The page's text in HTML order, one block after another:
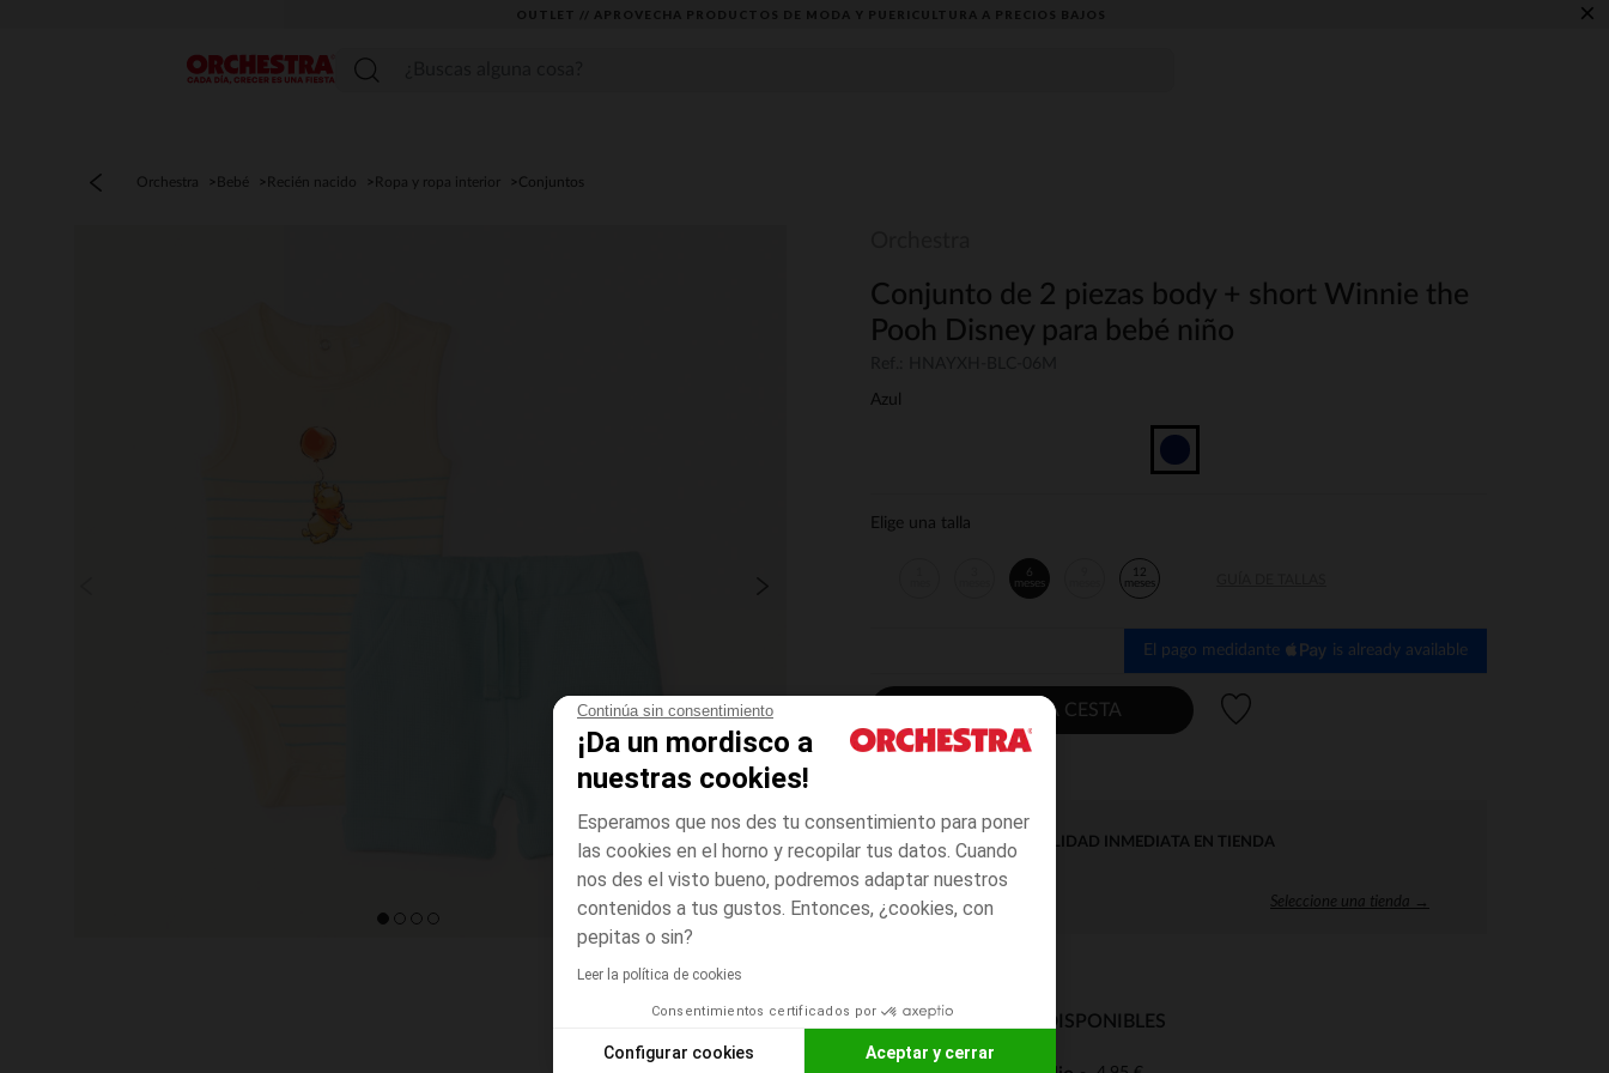
Continúa sin consentimiento
¡Da un mordisco a
nuestras cookies!
Esperamos que nos des tu consentimiento para poner
las cookies en el horno y recopilar tus datos. Cuando
nos des el visto bueno, podremos adaptar nuestros
contenidos a tus gustos. Entonces, ¿cookies, con
pepitas o sin?
Leer la política de cookies
Consentimientos certificados por
Configurar cookies Aceptar y cerrar
OUTLET // APROVECHA PRODUCTOS DE MODA Y PUERICULTURA A PRECIOS BAJOS ×
Menú
Orchestra Bebé Recién nacido Ropa y ropa interior Conjuntos
Conjunto de 2 piezas body + short Winnie the
Pooh Disney para bebé niño
Azul
Elige una talla
6
meses
12
meses
El pago medidante is already available
AÑADIR A LA CESTA
DISPONIBILIDAD INMEDIATA EN TIENDA
Seleccione una tienda →
MODOS DE ENVÍO DISPONIBLES